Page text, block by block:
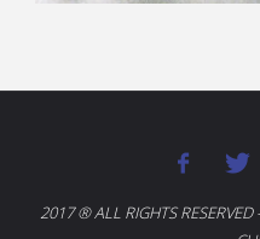
2017 ® ALL RIGHTS RESERVED